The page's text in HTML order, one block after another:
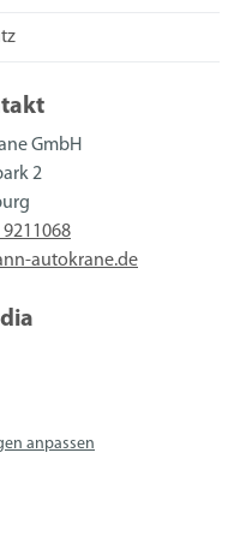
GmbH
2
autokrane.de
anpassen